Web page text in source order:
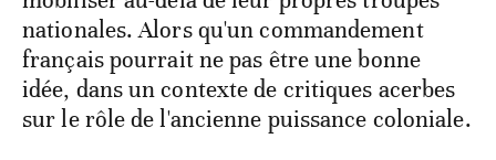
nationales. Alors qu'un commandement
français pourrait ne pas être une bonne
idée, dans un contexte de critiques acerbes
sur le rôle de l'ancienne puissance coloniale.